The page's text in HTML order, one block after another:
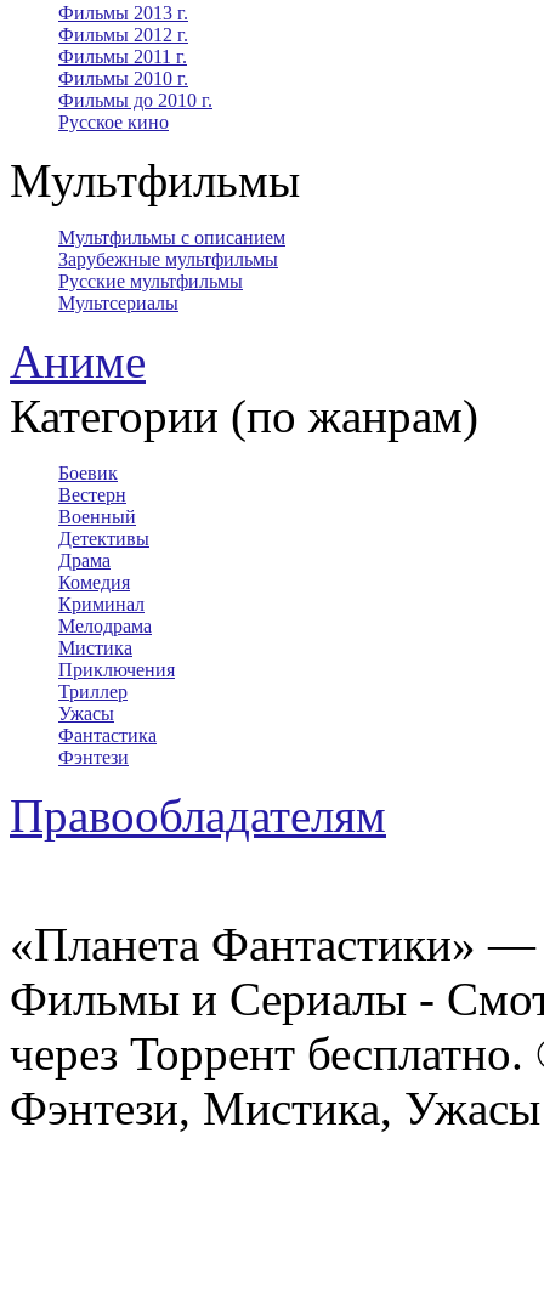
Фильмы 2013 г.
Фильмы 2012 г.
Фильмы 2011 г.
Фильмы 2010 г.
Фильмы до 2010 г.
Русское кино
Мультфильмы
Мультфильмы с описанием
Зарубежные мультфильмы
Русские мультфильмы
Мультсериалы
Аниме
Категории (по жанрам)
Боевик
Вестерн
Военный
Детективы
Драма
Комедия
Криминал
Мелодрама
Мистика
Приключения
Триллер
Ужасы
Фантастика
Фэнтези
Правообладателям
«Планета Фантастики»
Фильмы и Сериалы -
через Торрент
Фэнтези, Мистика,